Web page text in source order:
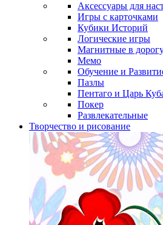
Аксессуары для
Игры с карточками
Кубики Историй
Логические игры
Магнитные в
Мемо
Обучение и
Пазлы
Пентаго и Царь
Покер
Развлекательные
Творчество и рисование